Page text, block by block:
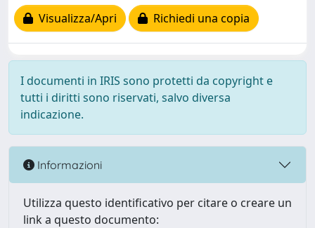
Visualizza/Apri
Richiedi una copia
I documenti in IRIS sono protetti da copyright e
tutti i diritti sono riservati, salvo diversa
indicazione.
Informazioni
Utilizza questo identificativo per citare o creare un
link a questo documento: